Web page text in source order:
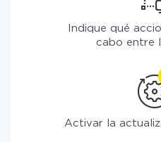
Indique qué
cabo entre
Activar la